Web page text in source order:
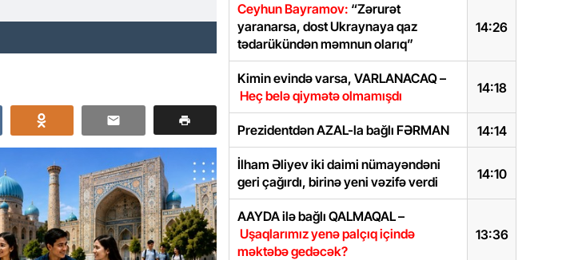
14:26
Ceyhun Bayramov: “Zərurət
yaranarsa, dost Ukraynaya qaz
tədarükündən məmnun olarıq”
14:18
Kimin evində varsa, VARLANACAQ –
Heç belə qiymətə olmamışdı
14:14
Prezidentdən AZAL-la bağlı FƏRMAN
14:10
İlham Əliyev iki daimi nümayəndəni
geri çağırdı, birinə yeni vəzifə verdi
13:36
AAYDA ilə bağlı QALMAQAL –
Uşaqlarımız yenə palçıq içində
məktəbə gedəcək?